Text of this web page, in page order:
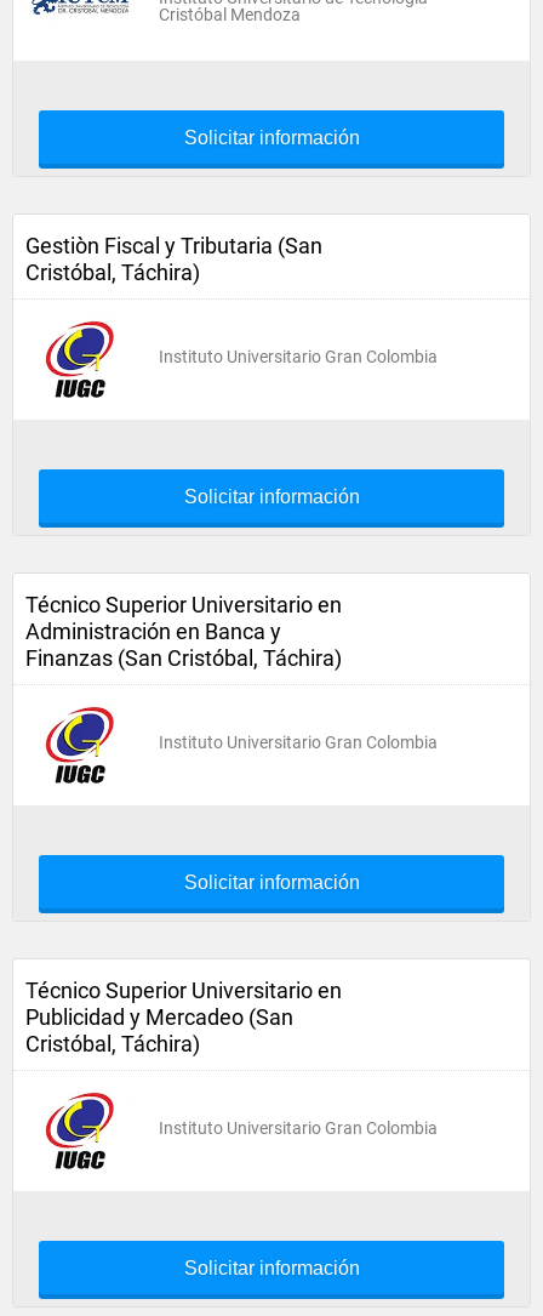
Cristóbal Mendoza
Solicitar información
Gestiòn Fiscal y Tributaria (San
Cristóbal, Táchira)
Instituto Universitario Gran Colombia
Solicitar información
Técnico Superior Universitario en
Administración en Banca y
Finanzas (San Cristóbal, Táchira)
Instituto Universitario Gran Colombia
Solicitar información
Técnico Superior Universitario en
Publicidad y Mercadeo (San
Cristóbal, Táchira)
Instituto Universitario Gran Colombia
Solicitar información